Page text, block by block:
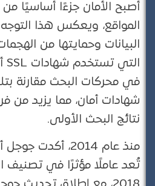
أصبح الأمان جزءًا أساسيًا من
المواقع، ويعكس هذا التوجه
البيانات وحمايتها من الهجمات
في محركات البحث مقارنة
شهادات أمان، مما يزيد من
نتائج البحث الأولى.
منذ عام 2014، أكدت
تُعد عاملًا مؤثرًا في تصنيف